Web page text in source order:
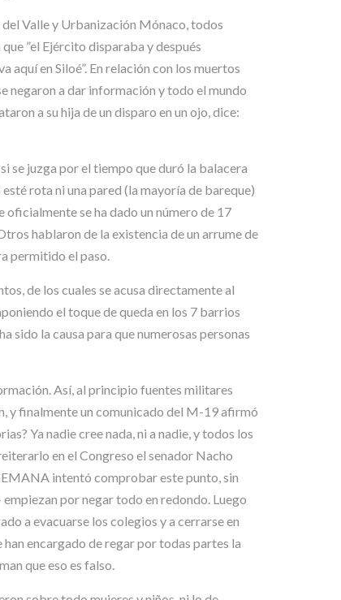
Valle y Urbanización Mónaco, todos
”el Ejército disparaba y después
aquí en Siloé”. En relación con los muertos
negaron a dar información y todo el mundo
a su hija de un disparo en un ojo, dice:
se juzga por el tiempo que duró la balacera
rota ni una pared (la mayoría de bareque)
oficialmente se ha dado un número de 17
hablaron de la existencia de un arrume de
permitido el paso.
de los cuales se acusa directamente al
el toque de queda en los 7 barrios
sido la causa para que numerosas personas
Así, al principio fuentes militares
y finalmente un comunicado del M-19 afirmó
Ya nadie cree nada, ni a nadie, y todos los
en el Congreso el senador Nacho
intentó comprobar este punto, sin
por negar todo en redondo. Luego
a evacuarse los colegios y a cerrarse en
encargado de regar por todas partes la
que eso es falso.